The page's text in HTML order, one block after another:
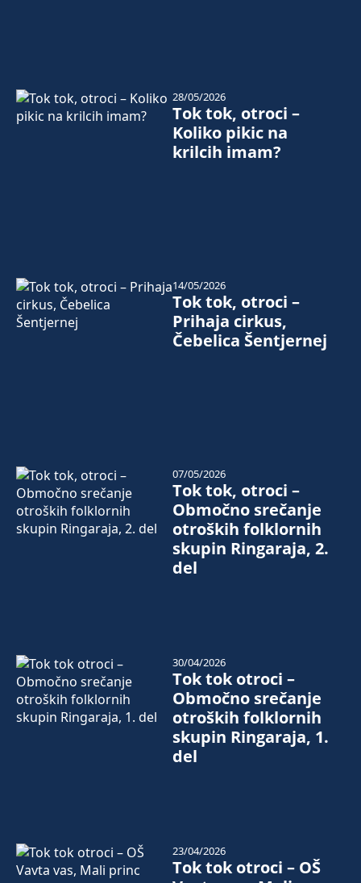
Tok tok, otroci –
Koliko pikic na
krilcih imam?
28/05/2026
Tok tok, otroci –
Prihaja cirkus,
Čebelica Šentjernej
14/05/2026
Tok tok, otroci –
Območno srečanje
otroških folklornih
skupin Ringaraja, 2.
del
07/05/2026
Tok tok otroci –
Območno srečanje
otroških folklornih
skupin Ringaraja, 1.
del
30/04/2026
Tok tok otroci – OŠ
23/04/2026